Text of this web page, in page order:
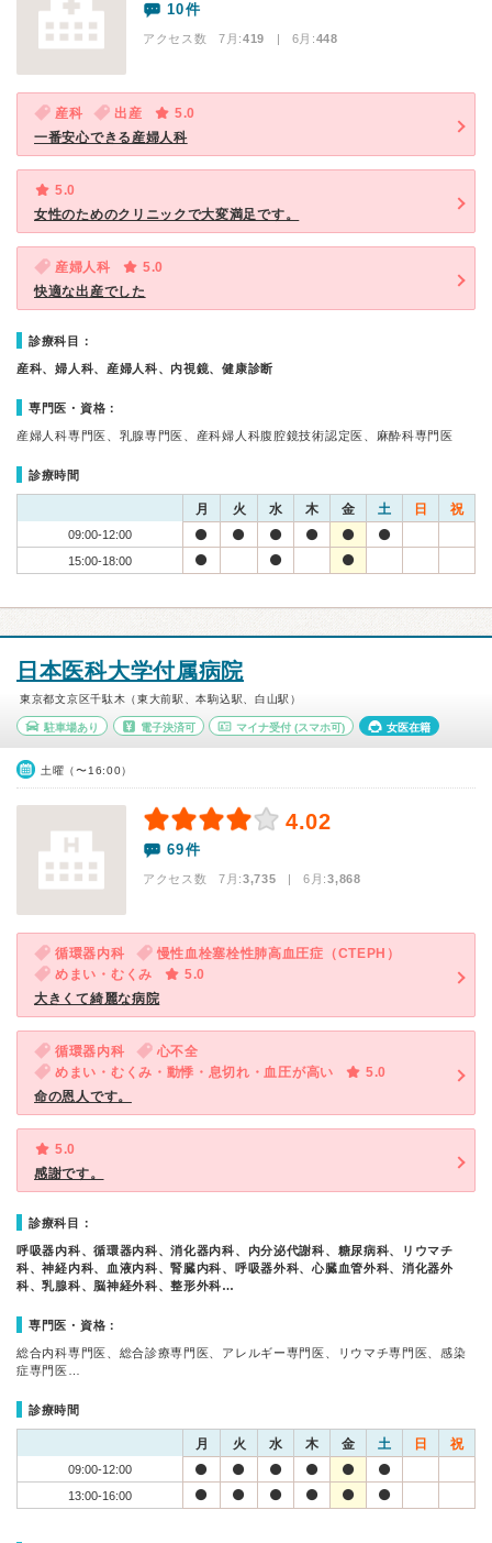
10件
アクセス数 7月:419 | 6月:448
産科 出産
5.0
一番安心できる産婦人科
5.0
女性のためのクリニックで大変満足です。
産婦人科
5.0
快適な出産でした
診療科目：
産科、婦人科、産婦人科、内視鏡、健康診断
専門医・資格：
産婦人科専門医、乳腺専門医、産科婦人科腹腔鏡技術認定医、麻酔科専門医
診療時間
月 火 水 木 金 土 日 祝
09:00-12:00
15:00-18:00
日本医科大学付属病院
東京都文京区千駄木（東大前駅、本駒込駅、白山駅）
駐車場あり 電子決済可 マイナ受付 (スマホ可) 女医在籍
土曜（〜16:00）
4.02
69件
アクセス数 7月:3,735 | 6月:3,868
循環器内科
慢性血栓塞栓性肺高血圧症（CTEPH）
めまい・むくみ
5.0
大きくて綺麗な病院
循環器内科
心不全
めまい・むくみ・動悸・息切れ・血圧が高い
5.0
命の恩人です。
5.0
感謝です。
診療科目：
呼吸器内科、循環器内科、消化器内科、内分泌代謝科、糖尿病科、リウマチ
科、神経内科、血液内科、腎臓内科、呼吸器外科、心臓血管外科、消化器外
科、乳腺科、脳神経外科、整形外科…
専門医・資格：
総合内科専門医、総合診療専門医、アレルギー専門医、リウマチ専門医、感染
症専門医…
診療時間
月 火 水 木 金 土 日 祝
09:00-12:00
13:00-16:00